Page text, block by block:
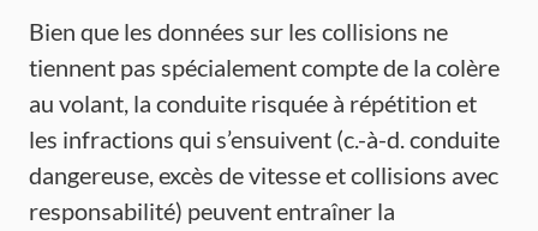
Bien que les données sur les collisions ne
tiennent pas spécialement compte de la colère
au volant, la conduite risquée à répétition et
les infractions qui s’ensuivent (c.-à-d. conduite
dangereuse, excès de vitesse et collisions avec
responsabilité) peuvent entraîner la